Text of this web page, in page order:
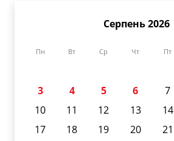
Серпень 2026
Пн Вт Ср Чт Пт
3
4 5 6 7
10
11 12 13 14
17
18 19 20 21